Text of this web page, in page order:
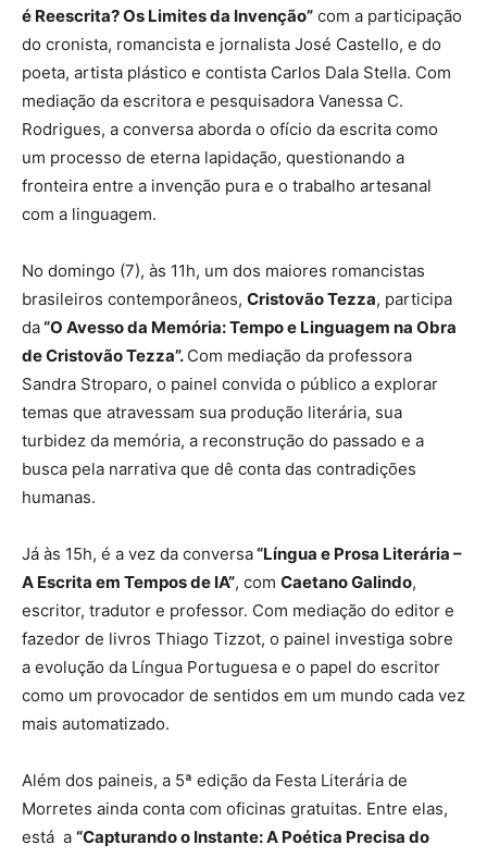
é Reescrita? Os Limites da Invenção” com a participação
do cronista, romancista e jornalista José Castello, e do
poeta, artista plástico e contista Carlos Dala Stella. Com
mediação da escritora e pesquisadora Vanessa C.
Rodrigues, a conversa aborda o ofício da escrita como
um processo de eterna lapidação, questionando a
fronteira entre a invenção pura e o trabalho artesanal
com a linguagem.
No domingo (7), às 11h, um dos maiores romancistas
brasileiros contemporâneos, Cristovão Tezza, participa
da“O Avesso da Memória: Tempo e Linguagem na Obra
de Cristovão Tezza”. Com mediação da professora
Sandra Stroparo, o painel convida o público a explorar
temas que atravessam sua produção literária, sua
turbidez da memória, a reconstrução do passado e a
busca pela narrativa que dê conta das contradições
humanas.
Já às 15h, é a vez da conversa“Língua e Prosa Literária –
A Escrita em Tempos de IA”, com Caetano Galindo,
escritor, tradutor e professor. Com mediação do editor e
fazedor de livros Thiago Tizzot, o painel investiga sobre
a evolução da Língua Portuguesa e o papel do escritor
como um provocador de sentidos em um mundo cada vez
mais automatizado.
Além dos paineis, a 5ª edição da Festa Literária de
Morretes ainda conta com oficinas gratuitas. Entre elas,
está a “Capturando o Instante: A Poética Precisa do